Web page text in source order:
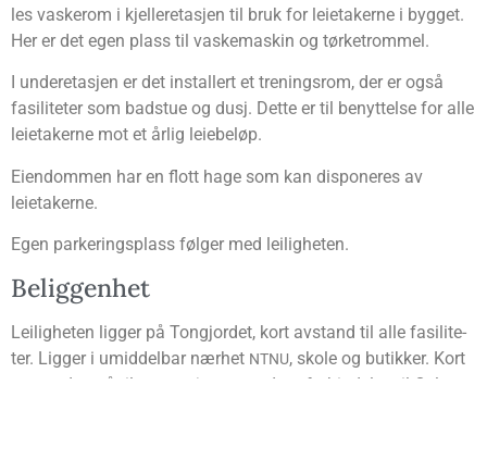
les vaske­rom i kjel­ler­eta­sjen til bruk for leie­ta­ker­ne i byg­get.
Her er det egen plass til vaske­ma­skin og tørke­trom­mel.
I under­eta­sjen er det instal­lert et tre­nings­rom, der er også
fasi­li­te­ter som bad­stue og dusj. Det­te er til benyt­tel­se for alle
leie­ta­ker­ne mot et årlig leiebeløp.
Eien­dom­men har en flott hage som kan dis­po­ne­res av
leietakerne.
Egen par­ke­rings­plass føl­ger med leiligheten.
Belig­gen­het
Lei­lig­he­ten lig­ger på Ton­gjor­det, kort avstand til alle fasi­li­te­
ter. Lig­ger i umid­del­bar nær­het NTNU, sko­le og butik­ker. Kort
avstand også til tog­sta­sjo­nen med tog­for­bin­del­se til Oslo.